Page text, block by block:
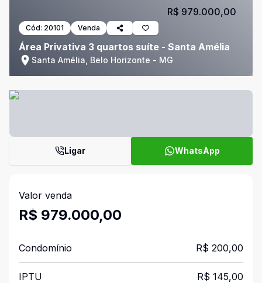
Cód: 20101 Venda
Área Privativa 3 quartos suíte - Santa Amélia
Santa Amélia, Belo Horizonte - MG
R$ 979.000,00
Ligar WhatsApp
Valor venda
R$ 979.000,00
Condomínio R$ 200,00
IPTU R$ 145,00